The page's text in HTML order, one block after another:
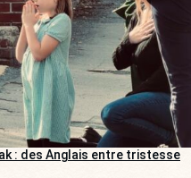
: des Anglais entre tristesse